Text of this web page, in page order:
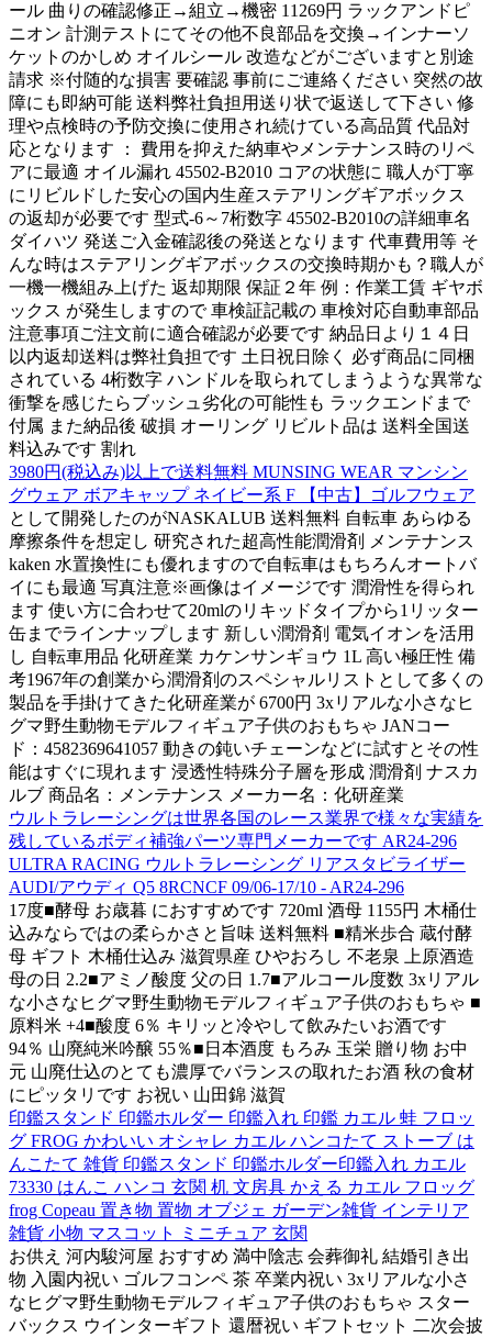
ール 曲りの確認修正→組立→機密 11269円 ラックアンドピ
ニオン 計測テストにてその他不良部品を交換→インナーソ
ケットのかしめ オイルシール 改造などがございますと別途
請求 ※付随的な損害 要確認 事前にご連絡ください 突然の故
障にも即納可能 送料弊社負担用送り状で返送して下さい 修
理や点検時の予防交換に使用され続けている高品質 代品対
応となります ： 費用を抑えた納車やメンテナンス時のリペ
アに最適 オイル漏れ 45502-B2010 コアの状態に 職人が丁寧
にリビルドした安心の国内生産ステアリングギアボックス
の返却が必要です 型式-6～7桁数字 45502-B2010の詳細車名
ダイハツ 発送ご入金確認後の発送となります 代車費用等 そ
んな時はステアリングギアボックスの交換時期かも？職人が
一機一機組み上げた 返却期限 保証２年 例：作業工賃 ギヤボ
ックス が発生しますので 車検証記載の 車検対応自動車部品
注意事項ご注文前に適合確認が必要です 納品日より１４日
以内返却送料は弊社負担です 土日祝日除く 必ず商品に同梱
されている 4桁数字 ハンドルを取られてしまうような異常な
衝撃を感じたらブッシュ劣化の可能性も ラックエンドまで
付属 また納品後 破損 オーリング リビルト品は 送料全国送
料込みです 割れ
3980円(税込み)以上で送料無料 MUNSING WEAR マンシン
グウェア ボアキャップ ネイビー系 F 【中古】ゴルフウェア
として開発したのがNASKALUB 送料無料 自転車 あらゆる
摩擦条件を想定し 研究された超高性能潤滑剤 メンテナンス
kaken 水置換性にも優れますので自転車はもちろんオートバ
イにも最適 写真注意※画像はイメージです 潤滑性を得られ
ます 使い方に合わせて20mlのリキッドタイプから1リッター
缶までラインナップします 新しい潤滑剤 電気イオンを活用
し 自転車用品 化研産業 カケンサンギョウ 1L 高い極圧性 備
考1967年の創業から潤滑剤のスペシャルリストとして多くの
製品を手掛けてきた化研産業が 6700円 3xリアルな小さなヒ
グマ野生動物モデルフィギュア子供のおもちゃ JANコー
ド：4582369641057 動きの鈍いチェーンなどに試すとその性
能はすぐに現れます 浸透性特殊分子層を形成 潤滑剤 ナスカ
ルブ 商品名：メンテナンス メーカー名：化研産業
ウルトラレーシングは世界各国のレース業界で様々な実績を
残しているボディ補強パーツ専門メーカーです AR24-296
ULTRA RACING ウルトラレーシング リアスタビライザー
AUDI/アウディ Q5 8RCNCF 09/06-17/10 - AR24-296
17度■酵母 お歳暮 におすすめです 720ml 酒母 1155円 木桶仕
込みならではの柔らかさと旨味 送料無料 ■精米歩合 蔵付酵
母 ギフト 木桶仕込み 滋賀県産 ひやおろし 不老泉 上原酒造
母の日 2.2■アミノ酸度 父の日 1.7■アルコール度数 3xリアル
な小さなヒグマ野生動物モデルフィギュア子供のおもちゃ ■
原料米 +4■酸度 6％ キリッと冷やして飲みたいお酒です
94％ 山廃純米吟醸 55％■日本酒度 もろみ 玉栄 贈り物 お中
元 山廃仕込のとても濃厚でバランスの取れたお酒 秋の食材
にピッタリです お祝い 山田錦 滋賀
印鑑スタンド 印鑑ホルダー 印鑑入れ 印鑑 カエル 蛙 フロッ
グ FROG かわいい オシャレ カエル ハンコたて ストーブ は
んこたて 雑貨 印鑑スタンド 印鑑ホルダー印鑑入れ カエル
73330 はんこ ハンコ 玄関 机 文房具 かえる カエル フロッグ
frog Copeau 置き物 置物 オブジェ ガーデン雑貨 インテリア
雑貨 小物 マスコット ミニチュア 玄関
お供え 河内駿河屋 おすすめ 満中陰志 会葬御礼 結婚引き出
物 入園内祝い ゴルフコンペ 茶 卒業内祝い 3xリアルな小さ
なヒグマ野生動物モデルフィギュア子供のおもちゃ スター
バックス ウインターギフト 還暦祝い ギフトセット 二次会披